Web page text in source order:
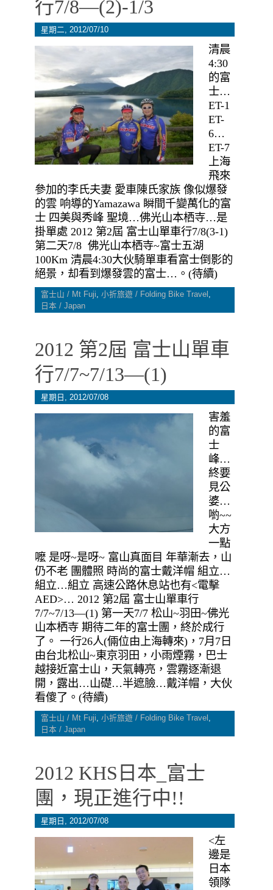
行7/8—(2)-1/3
星期二, 2012/07/10
清晨
4:30
的富
士…
ET-1
ET-
6…
ET-7
上海
飛來
參加的李氏夫妻 愛車陳氏家族 像似爆發
的雲 响導的Yamazawa 瞬間千變萬化的富
士 四美與秀峰 聖境…佛光山本栖寺…是
掛單處 2012 第2屆 富士山單車行7/8(3-1)
第二天7/8 佛光山本栖寺~富士五湖
100Km 清晨4:30大伙騎單車看富士倒影的
絕景，却看到爆發雲的富士…。(待續)
富士山 / Mt Fuji, 小折旅遊 / Folding Bike Travel ,
日本 / Japan
2012 第2屆 富士山單車
行7/7~7/13—(1)
星期日, 2012/07/08
害羞
的富
士
峰…
終要
見公
婆…
喲~~
大方
一點
嚒 是呀~是呀~ 富山真面目 年華漸去，山
仍不老 團體照 時尚的富士戴洋帽 組立…
組立…組立 高速公路休息站也有<電擊
AED>… 2012 第2屆 富士山單車行
7/7~7/13—(1) 第一天7/7 松山~羽田~佛光
山本栖寺 期待二年的富士團，終於成行
了。 一行26人(倆位由上海轉來)，7月7日
由台北松山~東京羽田，小雨煙霧，巴士
越接近富士山，天氣轉亮，雲霧逐漸退
開，露出…山礎…半遮臉…戴洋帽，大伙
看傻了。(待續)
富士山 / Mt Fuji, 小折旅遊 / Folding Bike Travel ,
日本 / Japan
2012 KHS日本_富士
團，現正進行中!!
星期日, 2012/07/08
<左
邊是
日本
領隊